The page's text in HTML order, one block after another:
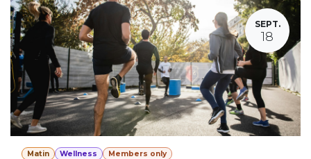
SEPT.
18
Matin Wellness Members only